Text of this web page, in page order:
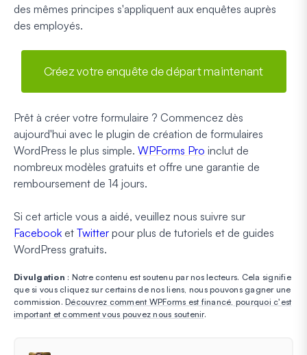
des mêmes principes s'appliquent aux enquêtes auprès
des employés.
Créez votre enquête de départ maintenant
Prêt à créer votre formulaire ? Commencez dès
aujourd'hui avec le plugin de création de formulaires
WordPress le plus simple. WPForms Pro inclut de
nombreux modèles gratuits et offre une garantie de
remboursement de 14 jours.
Si cet article vous a aidé, veuillez nous suivre sur
Facebook et Twitter pour plus de tutoriels et de guides
WordPress gratuits.
Divulgation : Notre contenu est soutenu par nos lecteurs. Cela signifie
que si vous cliquez sur certains de nos liens, nous pouvons gagner une
commission. Découvrez comment WPForms est financé, pourquoi c'est
important et comment vous pouvez nous soutenir.